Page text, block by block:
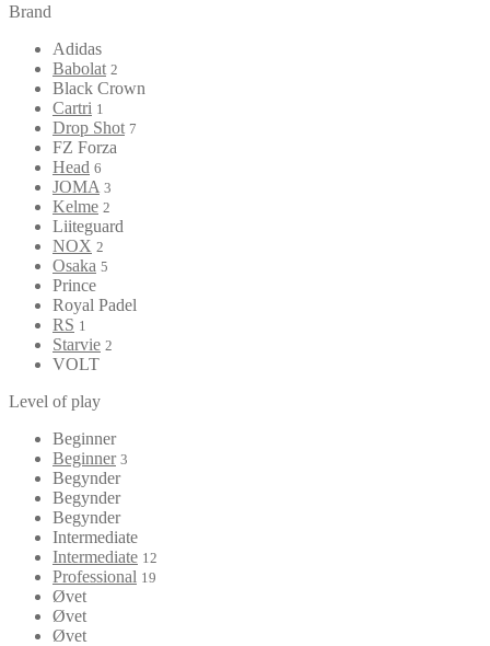
Brand
Adidas
Babolat 2
Black Crown
Cartri 1
Drop Shot 7
FZ Forza
Head 6
JOMA 3
Kelme 2
Liiteguard
NOX 2
Osaka 5
Prince
Royal Padel
RS 1
Starvie 2
VOLT
Level of play
Beginner
Beginner 3
Begynder
Begynder
Begynder
Intermediate
Intermediate 12
Professional 19
Øvet
Øvet
Øvet